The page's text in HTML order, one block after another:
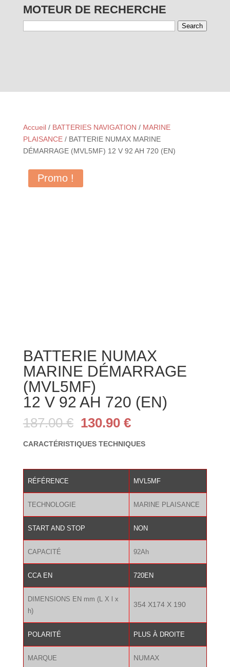
MOTEUR DE RECHERCHE
Search
Accueil/ BATTERIES NAVIGATION / MARINE
PLAISANCE/ BATTERIE NUMAX MARINE
DÉMARRAGE (MVL5MF) 12 V 92 AH 720 (EN)
Promo !
BATTERIE NUMAX
MARINE DÉMARRAGE
(MVL5MF)
12 V 92 AH 720 (EN)
187.00€ Le
initial
187.00 €.
130.90 €Le
actuel
130.90 €.
CARACTÉRISTIQUES TECHNIQUES
RÉFÉRENCE MVL5MF
TECHNOLOGIE MARINE PLAISANCE
START AND STOP NON
CAPACITÉ 92Ah
CCA EN 720EN
DIMENSIONS EN mm (L X l x
h)
354 X174 X 190
POLARITÉ PLUS À DROITE
MARQUE NUMAX